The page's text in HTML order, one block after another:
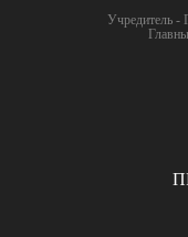
Учредитель